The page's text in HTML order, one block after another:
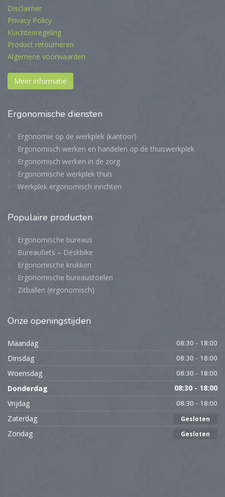
Disclaimer
Privacy Policy
Klachtenregeling
Product retourneren
Algemene voorwaarden
Meer informatie
Ergonomische diensten
Ergonomie op de werkplek (kantoor)
Ergonomisch werken en handelen op de thuiswerkplek
Ergonomisch werken in de zorg
Ergonomische werkplek thuis
Werkplek ergonomisch inrichten
Populaire producten
Ergonomische bureaus
Bureaufiets – Deskbike
Ergonomische krukken
Ergonomische bureaustoelen
Zitballen (ergonomisch)
Onze openingstijden
Maandag 08:30 - 18:00
Dinsdag 08:30 - 18:00
Woensdag 08:30 - 18:00
Donderdag 08:30 - 18:00
Vrijdag 08:30 - 18:00
Zaterdag Gesloten
Zondag Gesloten